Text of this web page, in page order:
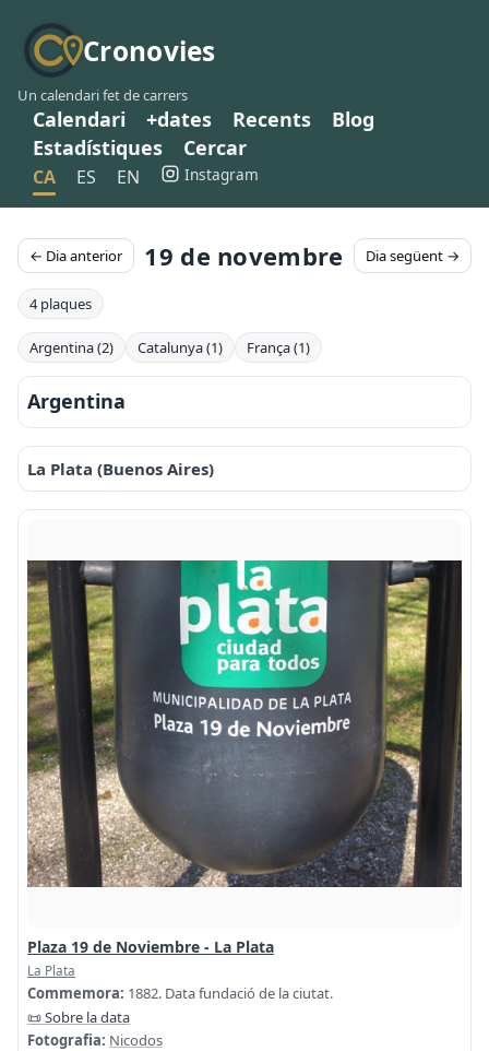
Cronovies
Un calendari fet de carrers
Calendari +dates Recents
Blog
Estadístiques
Cercar
CA ES EN Instagram
← Dia anterior 19 de novembre Dia següent →
4 plaques
Argentina (2) Catalunya (1) França (1)
Argentina
La Plata (Buenos Aires)
Plaza 19 de Noviembre - La Plata
La Plata
Commemora: 1882. Data fundació de la ciutat.
📜 Sobre la data
Fotografia: Nicodos